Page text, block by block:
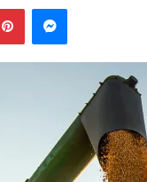
PinterestMessenger